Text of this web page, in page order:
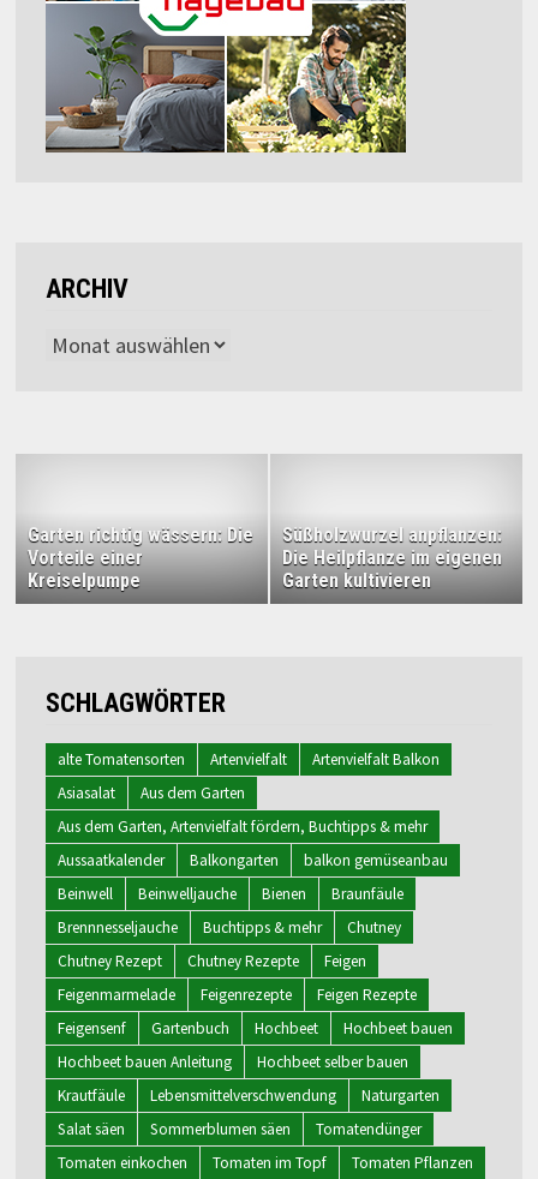
ARCHIV
Archiv
Garten richtig wässern: Die
Vorteile einer
Kreiselpumpe
Süßholzwurzel anpflanzen:
Die Heilpflanze im eigenen
Garten kultivieren
SCHLAGWÖRTER
alte Tomatensorten Artenvielfalt
Artenvielfalt Balkon
Asiasalat
Aus dem Garten
Aus dem Garten, Artenvielfalt fördern, Buchtipps & mehr
Aussaatkalender
Balkongarten
balkon gemüseanbau
Beinwell
Beinwelljauche Bienen
Braunfäule
Brennnesseljauche
Buchtipps & mehr
Chutney
Chutney Rezept
Chutney Rezepte
Feigen
Feigenmarmelade
Feigenrezepte
Feigen Rezepte
Feigensenf
Gartenbuch Hochbeet
Hochbeet bauen
Hochbeet bauen Anleitung
Hochbeet selber bauen
Krautfäule
Lebensmittelverschwendung
Naturgarten
Salat säen
Sommerblumen säen
Tomatendünger
Tomaten einkochen
Tomaten im Topf Tomaten Pflanzen